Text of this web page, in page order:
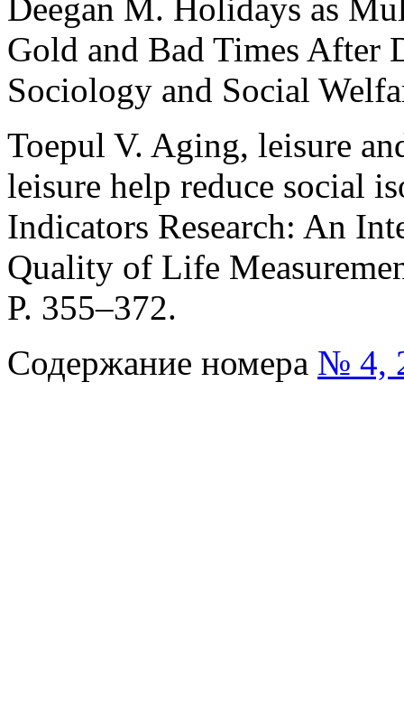
Deegan M. Holidays as
Gold and Bad Times After
Sociology and Social
Toepul V. Aging, leisure
leisure help reduce social
Indicators Research: An
Quality of Life
P. 355–372.
Содержание номера № 4,